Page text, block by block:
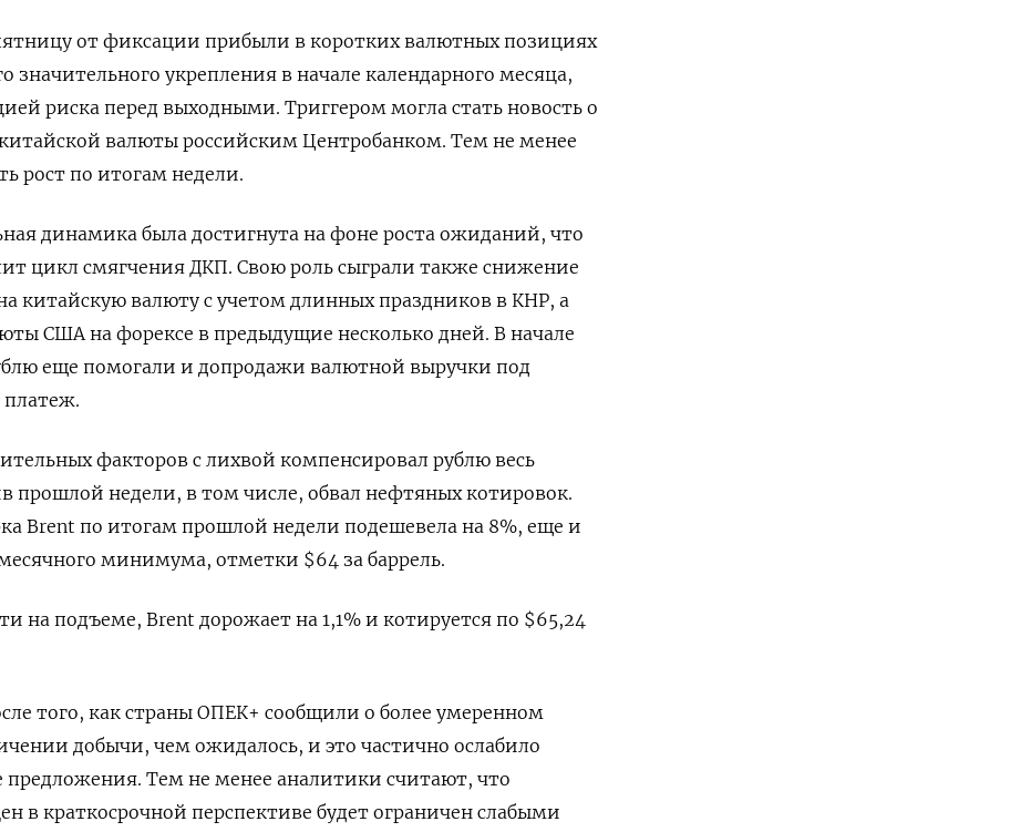
от фиксации прибыли в коротких валютных позициях
значительного укрепления в начале календарного месяца,
риска перед выходными. Триггером могла стать новость о
валюты российским Центробанком. Тем не менее
рост по итогам недели.
динамика была достигнута на фоне роста ожиданий, что
цикл смягчения ДКП. Свою роль сыграли также снижение
китайскую валюту с учетом длинных праздников в КНР, а
США на форексе в предыдущие несколько дней. В начале
еще помогали и допродажи валютной выручки под
факторов с лихвой компенсировал рублю весь
прошлой недели, в том числе, обвал нефтяных котировок.
Brent по итогам прошлой недели подешевела на 8%, еще и
минимума, отметки $64 за баррель.
на подъеме, Brent дорожает на 1,1% и котируется по $65,24
того, как страны ОПЕК+ сообщили о более умеренном
добычи, чем ожидалось, и это частично ослабило
предложения. Тем не менее аналитики считают, что
в краткосрочной перспективе будет ограничен слабыми